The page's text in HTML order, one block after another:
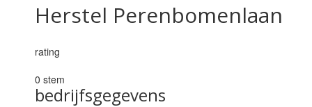
Herstel Perenbomenlaan
rating
0 stem
bedrijfsgegevens